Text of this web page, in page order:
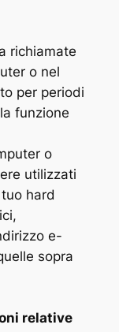
richiamate
o nel
per periodi
funzione
o
utilizzati
hard
e-
sopra
relative